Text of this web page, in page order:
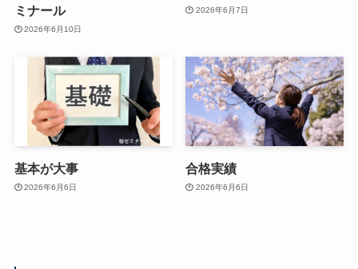
ミナール
2026年6月10日
2026年6月7日
基本が大事
2026年6月6日
合格実績
2026年6月6日